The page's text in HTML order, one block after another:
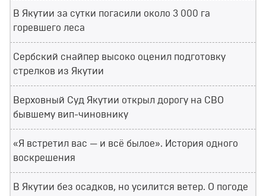
В Якутии за сутки погасили около 3 000 га
горевшего леса
Сербский снайпер высоко оценил подготовку
стрелков из Якутии
Верховный Суд Якутии открыл дорогу на СВО
бывшему вип-чиновнику
«Я встретил вас — и всё былое». История одного
воскрешения
В Якутии без осадков, но усилится ветер. О погоде